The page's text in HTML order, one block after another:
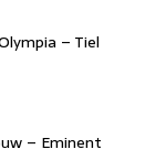
– Tiel
– Eminent